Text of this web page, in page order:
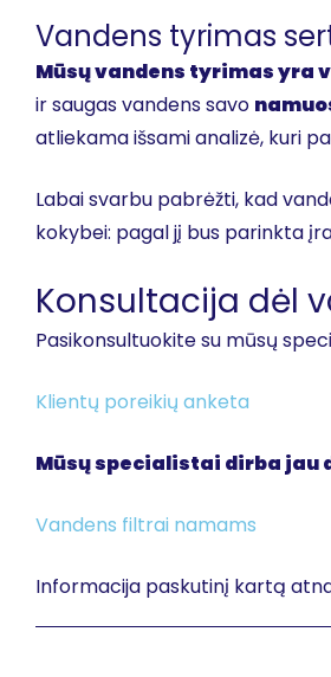
Vandens tyrimas
Mūsų vandens tyrimas
ir saugas vandens savo
atliekama išsami analizė, kuri
Labai svarbu pabrėžti, kad
kokybei: pagal jį bus parinkta
Konsultacija dėl
Pasikonsultuokite su mūsų
Klientų poreikių anketa
Mūsų specialistai dirba jau
Vandens filtrai namams
Informacija paskutinį kartą